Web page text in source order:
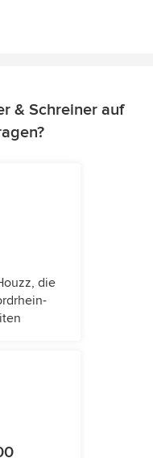
& Schreiner auf
die